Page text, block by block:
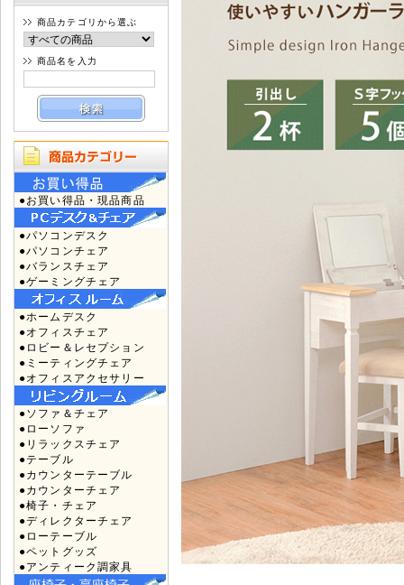
商品カテゴリから選ぶ
商品名を入力
●お買い得品・現品商品
●パソコンデスク
●パソコンチェア
●バランスチェア
●ゲーミングチェア
●ホームデスク
●オフィスチェア
●ロビー＆レセプション
●ミーティングチェア
●オフィスアクセサリー
●ソファ＆チェア
●ローソファ
●リラックスチェア
●テーブル
●カウンターテーブル
●カウンターチェア
●椅子・チェア
●ディレクターチェア
●ローテーブル
●ペットグッズ
●アンティーク調家具